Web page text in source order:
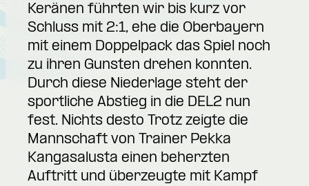
Keränen führten wir bis kurz vor
Schluss mit 2:1, ehe die Oberbayern
mit einem Doppelpack das Spiel noch
zu ihren Gunsten drehen konnten.
Durch diese Niederlage steht der
sportliche Abstieg in die DEL2 nun
fest. Nichts desto Trotz zeigte die
Mannschaft von Trainer Pekka
Kangasalusta einen beherzten
Auftritt und überzeugte mit Kampf